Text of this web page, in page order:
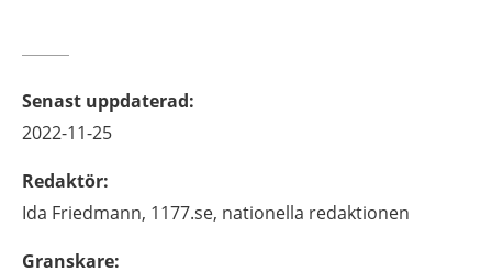
Senast uppdaterad:
2022-11-25
Redaktör:
Ida Friedmann, 1177.se, nationella redaktionen
Granskare: